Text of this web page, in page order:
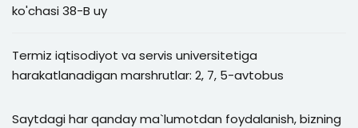
ko'chasi 38-B uy
Termiz iqtisodiyot va servis universitetiga
harakatlanadigan marshrutlar: 2, 7, 5-avtobus
Saytdagi har qanday ma`lumotdan foydalanish, bizning